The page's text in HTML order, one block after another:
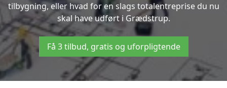
tilbygning, eller hvad for en slags totalentreprise du nu
skal have udført i Grædstrup.
Få 3 tilbud, gratis og uforpligtende